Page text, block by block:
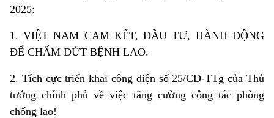
2025:
1. VIỆT NAM CAM KẾT, ĐẦU TƯ, HÀNH ĐỘNG
ĐỂ CHẤM DỨT BỆNH LAO.
2. Tích cực triển khai công điện số 25/CĐ-TTg của Thủ
tướng chính phủ về việc tăng cường công tác phòng
chống lao!